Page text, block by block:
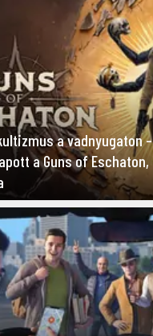
a vadnyugaton
a Guns of